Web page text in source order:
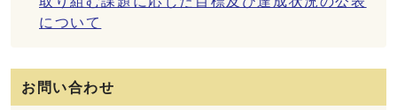
について
お問い合わせ